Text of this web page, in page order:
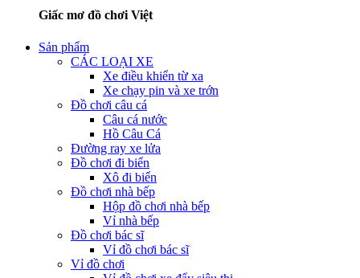
Giấc mơ đồ chơi Việt
Sản phẩm
CÁC LOẠI XE
Xe điều khiển từ xa
Xe chạy pin và xe trớn
Đồ chơi câu cá
Câu cá nước
Hồ Câu Cá
Đường ray xe lửa
Đồ chơi đi biển
Xô đi biển
Đồ chơi nhà bếp
Hộp đồ chơi nhà bếp
Vỉ nhà bếp
Đồ chơi bác sĩ
Vỉ đồ chơi bác sĩ
Vỉ đồ chơi